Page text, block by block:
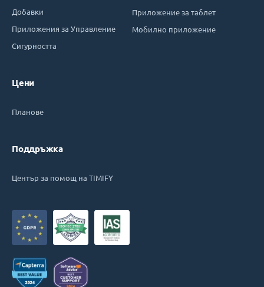
Добавки
Приложения за Управление
Сигурността
Цени
Планове
Поддръжка
Център за помощ на TIMIFY
Приложение за таблет
Мобилно приложение